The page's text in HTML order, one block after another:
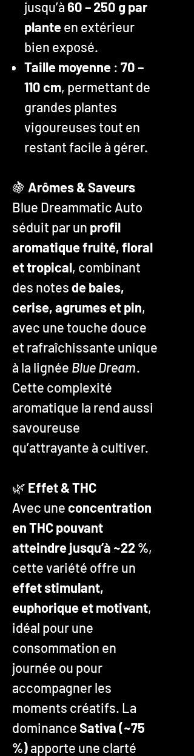
jusqu’à 60 – 250 g par
planteen extérieur
bien exposé.
Taille moyenne : 70 –
110 cm, permettant de
grandes plantes
vigoureuses tout en
restant facile à gérer.
🍇 Arômes & Saveurs
Blue Dreammatic Auto
séduit par un profil
aromatique fruité, floral
et tropical, combinant
des notesde baies,
cerise, agrumes et pin,
avec une touche douce
et rafraîchissante unique
à la lignée Blue Dream.
Cette complexité
aromatique la rend aussi
savoureuse
qu’attrayante à cultiver.
🌿 Effet & THC
Avec uneconcentration
en THC pouvant
atteindre jusqu’à ~22 %,
cette variété offre un
effet stimulant,
euphorique et motivant,
idéal pour une
consommation en
journée ou pour
accompagner les
moments créatifs. La
dominanceSativa (~75
%)apporte une clarté